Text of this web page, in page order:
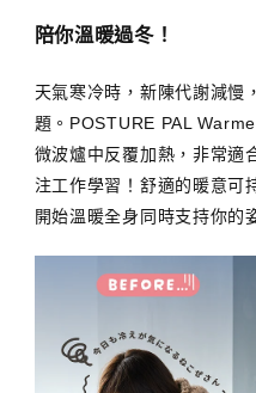
陪你溫暖過冬！
天氣寒冷時，新陳代謝減慢
題。POSTURE PAL
微波爐中反覆加熱，非常適
注工作學習！舒適的暖意可
開始溫暖全身同時支持你的